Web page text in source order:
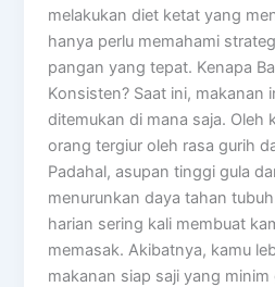
melakukan diet ketat yang
hanya perlu memahami
pangan yang tepat. Kenapa
Konsisten? Saat ini, makanan
ditemukan di mana saja. Oleh
orang tergiur oleh rasa gurih
Padahal, asupan tinggi gula
menurunkan daya tahan
harian sering kali membuat
memasak. Akibatnya, kamu
makanan siap saji yang minim